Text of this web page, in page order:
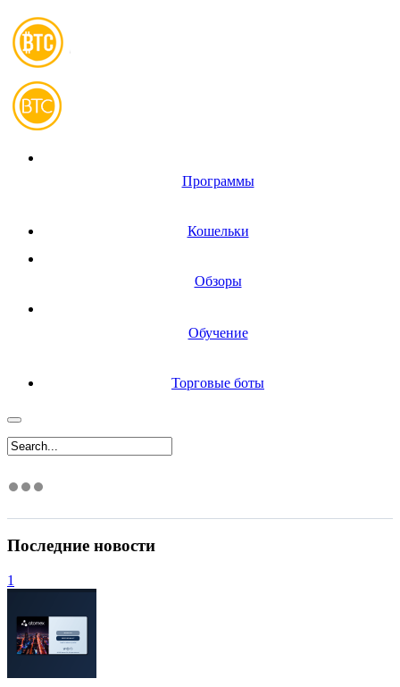
Программы
Кошельки
Обзоры
Обучение
Торговые боты
Последние новости
1